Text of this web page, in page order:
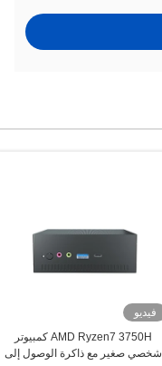
فيديو
AMD Ryzen7 3750H كمبيوتر
شخصي صغير مع ذاكرة الوصول إلى